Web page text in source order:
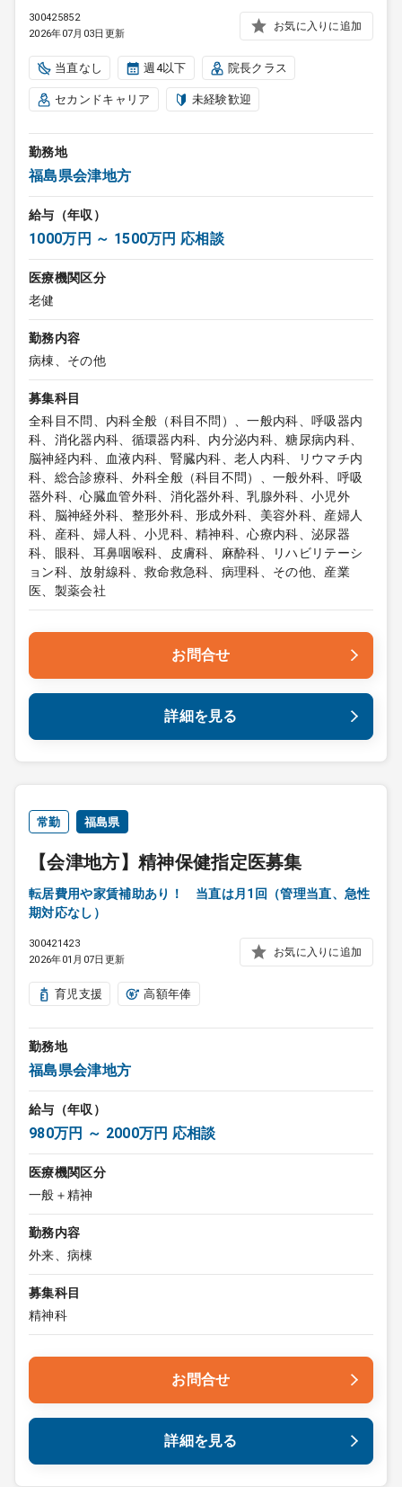
300425852
2026年07月03日更新
お気に入りに追加
当直なし 週4以下 院長クラス
セカンドキャリア 未経験歓迎
勤務地
福島県会津地方
給与（年収）
1000万円 ～ 1500万円 応相談
医療機関区分
老健
勤務内容
病棟、その他
募集科目
全科目不問、内科全般（科目不問）、一般内科、呼吸器内
科、消化器内科、循環器内科、内分泌内科、糖尿病内科、
脳神経内科、血液内科、腎臓内科、老人内科、リウマチ内
科、総合診療科、外科全般（科目不問）、一般外科、呼吸
器外科、心臓血管外科、消化器外科、乳腺外科、小児外
科、脳神経外科、整形外科、形成外科、美容外科、産婦人
科、産科、婦人科、小児科、精神科、心療内科、泌尿器
科、眼科、耳鼻咽喉科、皮膚科、麻酔科、リハビリテーシ
ョン科、放射線科、救命救急科、病理科、その他、産業
医、製薬会社
お問合せ
詳細を見る
常勤 福島県
【会津地方】精神保健指定医募集
転居費用や家賃補助あり！ 当直は月1回（管理当直、急性
期対応なし）
300421423
2026年01月07日更新
お気に入りに追加
育児支援 高額年俸
勤務地
福島県会津地方
給与（年収）
980万円 ～ 2000万円 応相談
医療機関区分
一般＋精神
勤務内容
外来、病棟
募集科目
精神科
お問合せ
詳細を見る